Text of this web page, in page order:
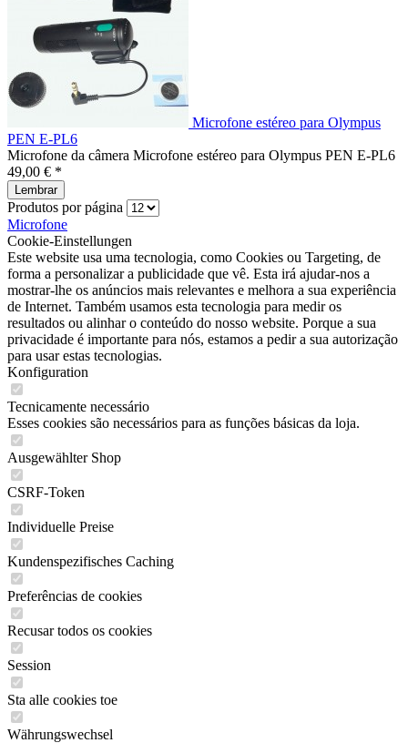
Microfone estéreo para Olympus
PEN E-PL6
Microfone da câmera Microfone estéreo para Olympus PEN E-PL6
49,00 € *
Lembrar
Produtos por página
Microfone
Cookie-Einstellungen
Este website usa uma tecnologia, como Cookies ou Targeting, de
forma a personalizar a publicidade que vê. Esta irá ajudar-nos a
mostrar-lhe os anúncios mais relevantes e melhora a sua experiência
de Internet. Também usamos esta tecnologia para medir os
resultados ou alinhar o conteúdo do nosso website. Porque a sua
privacidade é importante para nós, estamos a pedir a sua autorização
para usar estas tecnologias.
Konfiguration
Tecnicamente necessário
Esses cookies são necessários para as funções básicas da loja.
Ausgewählter Shop
CSRF-Token
Individuelle Preise
Kundenspezifisches Caching
Preferências de cookies
Recusar todos os cookies
Session
Sta alle cookies toe
Währungswechsel